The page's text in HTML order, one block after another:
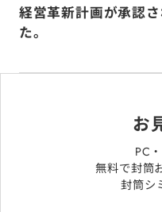
経営革新計画が承認
た。
お
PC
無料で封筒
封筒シ